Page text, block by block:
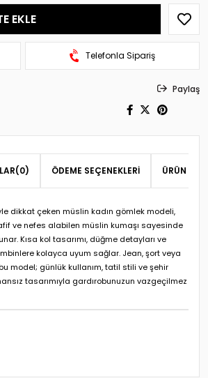
Telefonla Sipariş
Paylaş
(0) ÖDEME SEÇENEKLERI ÜRÜN
dikkat çeken müslin kadın gömlek modeli,
ve nefes alabilen müslin kumaşı sayesinde
Kısa kol tasarımı, düğme detayları ve
kolayca uyum sağlar. Jean, şort veya
model; günlük kullanım, tatil stili ve şehir
tasarımıyla gardırobunuzun vazgeçilmez